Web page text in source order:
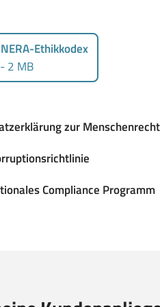
Ethikkodex
2 MB
zur
Compliance Programm